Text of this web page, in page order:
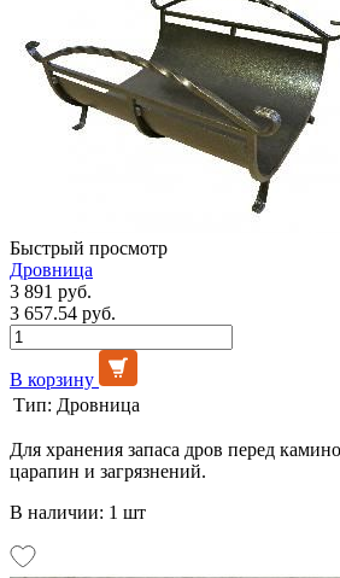
Быстрый просмотр
Дровница
3 891 руб.
3 657.54 руб.
В корзину
Тип: Дровница
Для хранения запаса дров перед
царапин и загрязнений.
В наличии: 1 шт